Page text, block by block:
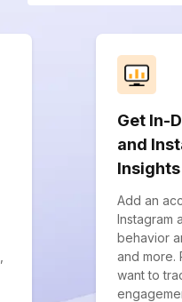
Get In-
and
Insights
Add an
Instagram
behavior
and more.
want to